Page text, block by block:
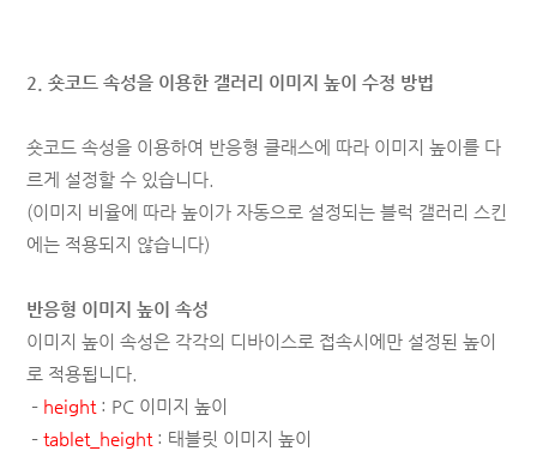
2. 숏코드 속성을 이용한 갤러리 이미지 높이 수정 방법
숏코드 속성을 이용하여 반응형 클래스에 따라 이미지 높이를 다
르게 설정할 수 있습니다.
(이미지 비율에 따라 높이가 자동으로 설정되는 블럭 갤러리 스킨
에는 적용되지 않습니다)
반응형 이미지 높이 속성
이미지 높이 속성은 각각의 디바이스로 접속시에만 설정된 높이
로 적용됩니다.
– height : PC 이미지 높이
– tablet_height : 태블릿 이미지 높이